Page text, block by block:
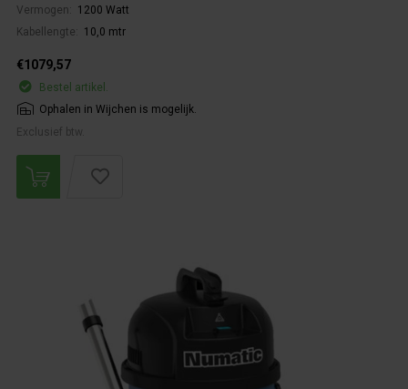
Vermogen:
1200 Watt
Kabellengte:
10,0 mtr
€1079,57
Bestel artikel.
Ophalen in Wijchen is mogelijk.
Exclusief btw.